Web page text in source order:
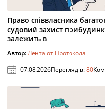
Право співвласника
судовий захист
залежить в
Автор:Лента от Протокола
07.08.2026Переглядів:80